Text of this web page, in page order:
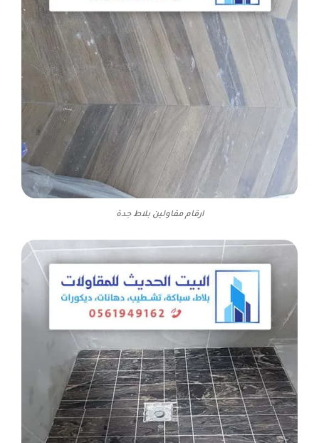
ارقام مقاولين بلاط جدة